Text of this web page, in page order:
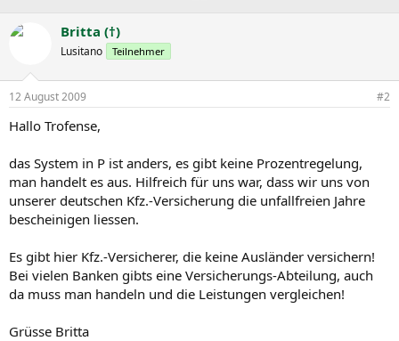
Britta (†)
Lusitano Teilnehmer
12 August 2009 #2
Hallo Trofense,
das System in P ist anders, es gibt keine Prozentregelung,
man handelt es aus. Hilfreich für uns war, dass wir uns von
unserer deutschen Kfz.-Versicherung die unfallfreien Jahre
bescheinigen liessen.
Es gibt hier Kfz.-Versicherer, die keine Ausländer versichern!
Bei vielen Banken gibts eine Versicherungs-Abteilung, auch
da muss man handeln und die Leistungen vergleichen!
Grüsse Britta